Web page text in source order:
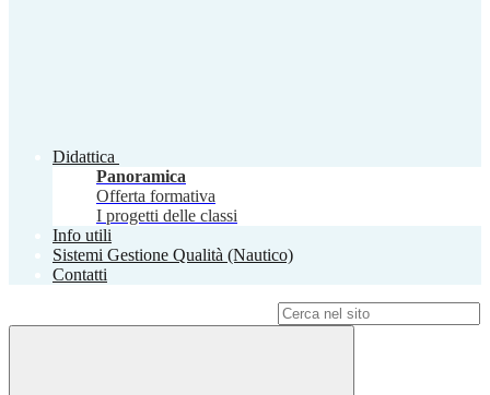
Didattica
Panoramica
Offerta formativa
I progetti delle classi
Info utili
Sistemi Gestione Qualità (Nautico)
Contatti